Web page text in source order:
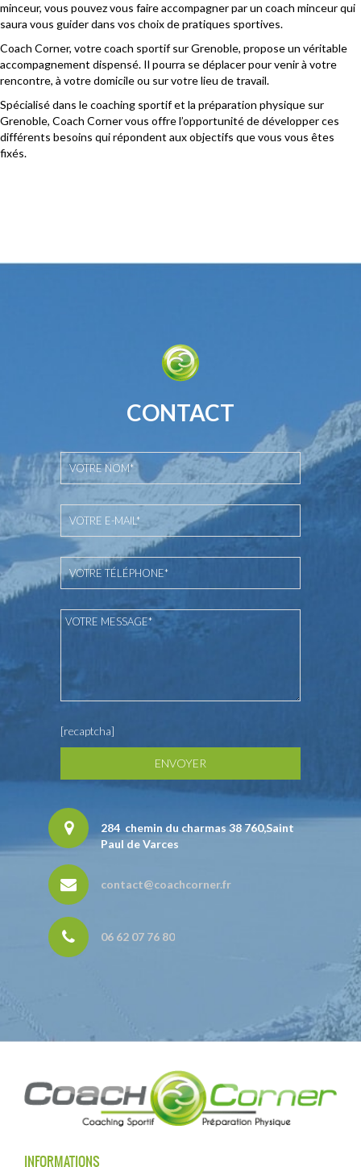
minceur, vous pouvez vous faire accompagner par un coach minceur qui
saura vous guider dans vos choix de pratiques sportives.
Coach Corner, votre coach sportif sur Grenoble, propose un véritable
accompagnement dispensé. Il pourra se déplacer pour venir à votre
rencontre, à votre domicile ou sur votre lieu de travail.
Spécialisé dans le coaching sportif et la préparation physique sur
Grenoble, Coach Corner vous offre l’opportunité de développer ces
différents besoins qui répondent aux objectifs que vous vous êtes
fixés.
CONTACT
[recaptcha]
284 chemin du charmas 38 760,Saint
Paul de Varces
contact@coachcorner.fr
06 62 07 76 80
INFORMATIONS